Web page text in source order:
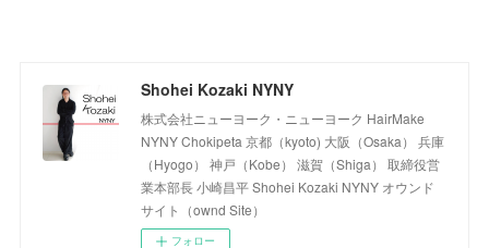
Shohei Kozaki NYNY
株式会社ニューヨーク・ニューヨーク HairMake
NYNY Chokipeta 京都（kyoto) 大阪（Osaka） 兵庫
（Hyogo） 神戸（Kobe） 滋賀（Shiga） 取締役営
業本部長 小崎昌平 Shohei Kozaki NYNY オウンド
サイト（ownd Site）
フォロー